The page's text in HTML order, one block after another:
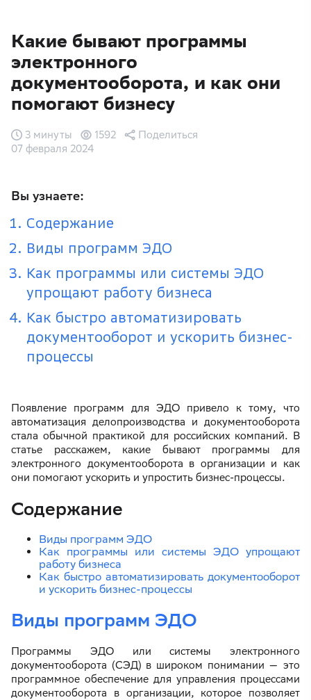
Какие бывают программы
электронного
документооборота, и как они
помогают бизнесу
07 февраля 2024
3 минуты 1592 Поделиться
Вы узнаете:
Содержание
Виды программ ЭДО
Как программы или системы ЭДО
упрощают работу бизнеса
Как быстро автоматизировать
документооборот и ускорить бизнес-
процессы
Появление программ для ЭДО привело к тому, что
автоматизация делопроизводства и документооборота
стала обычной практикой для российских компаний. В
статье расскажем, какие бывают программы для
электронного документооборота в организации и как
они помогают ускорить и упростить бизнес-процессы.
Содержание
Виды программ ЭДО
Как программы или системы ЭДО упрощают
работу бизнеса
Как быстро автоматизировать документооборот
и ускорить бизнес-процессы
Виды программ ЭДО
Программы ЭДО или системы электронного
документооборота (СЭД) в широком понимании — это
программное обеспечение для управления процессами
документооборота в организации, которое позволяет